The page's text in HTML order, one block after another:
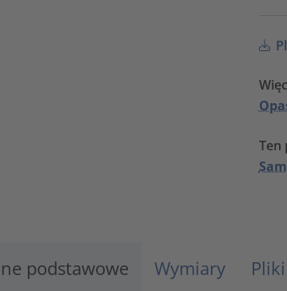
Ten
podstawowe Wymiary